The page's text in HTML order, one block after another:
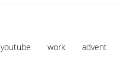
youtube work advent